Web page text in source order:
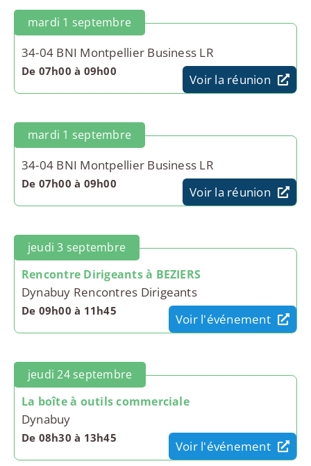
mardi 1 septembre
34-04 BNI Montpellier Business LR
De 07h00 à 09h00
Voir la réunion
mardi 1 septembre
34-04 BNI Montpellier Business LR
De 07h00 à 09h00
Voir la réunion
jeudi 3 septembre
Rencontre Dirigeants à BEZIERS
Dynabuy Rencontres Dirigeants
De 09h00 à 11h45
Voir l'événement
jeudi 24 septembre
La boîte à outils commerciale
Dynabuy
De 08h30 à 13h45
Voir l'événement